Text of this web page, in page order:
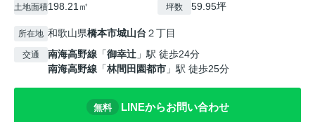
土地面積198.21㎡ 坪数 59.95坪
所在地 和歌山県橋本市城山台 ２丁目
交通 南海高野線 「御幸辻 」駅 徒歩24分
南海高野線 「林間田園都市 」駅 徒歩25分
無料 LINEからお問い合わせ